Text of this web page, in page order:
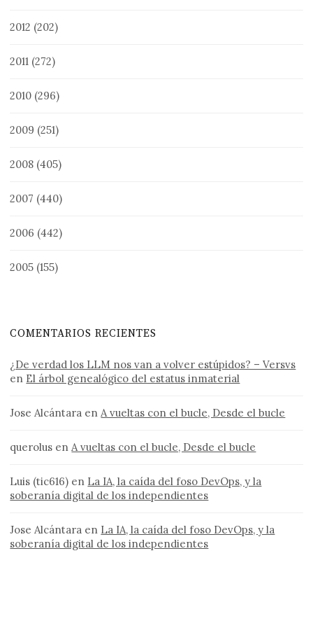
2012 (202)
2011 (272)
2010 (296)
2009 (251)
2008 (405)
2007 (440)
2006 (442)
2005 (155)
COMENTARIOS RECIENTES
¿De verdad los LLM nos van a volver estúpidos? – Versvs
en El árbol genealógico del estatus inmaterial
Jose Alcántara en A vueltas con el bucle, Desde el bucle
querolus en A vueltas con el bucle, Desde el bucle
Luis (tic616) en La IA, la caída del foso DevOps, y la
soberanía digital de los independientes
Jose Alcántara en La IA, la caída del foso DevOps, y la
soberanía digital de los independientes